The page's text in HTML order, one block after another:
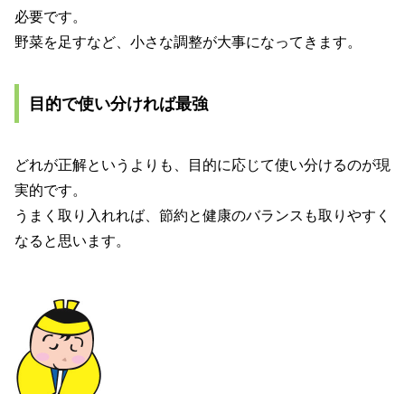
必要です。
野菜を足すなど、小さな調整が大事になってきます。
目的で使い分ければ最強
どれが正解というよりも、目的に応じて使い分けるのが現
実的です。
うまく取り入れれば、節約と健康のバランスも取りやすく
なると思います。